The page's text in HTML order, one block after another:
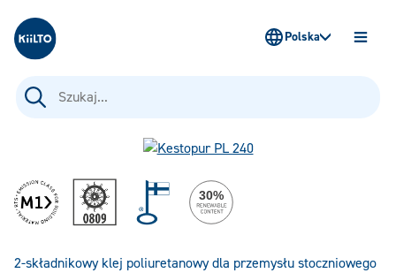
Kiilto Poland
Szukaj:
Polska
2-składnikowy klej poliuretanowy dla przemysłu stoczniowego